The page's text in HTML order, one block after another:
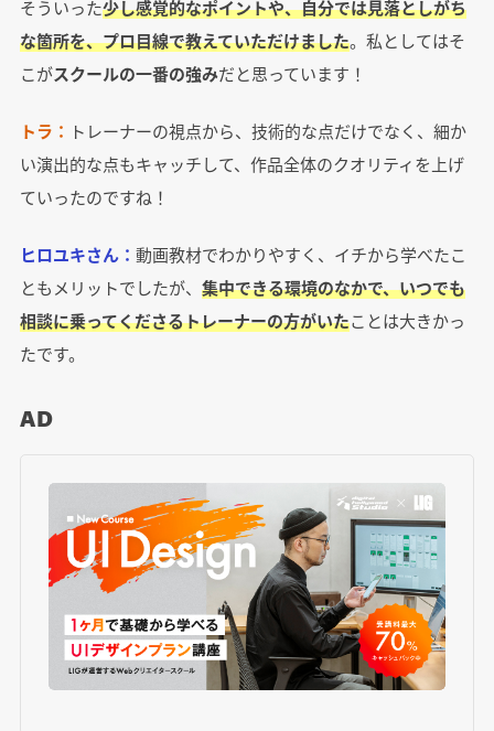
そういった少し感覚的なポイントや、自分では見落としがち
な箇所を、プロ目線で教えていただけました。私としてはそ
こがスクールの一番の強みだと思っています！
トラ： トレーナーの視点から、技術的な点だけでなく、細か
い演出的な点もキャッチして、作品全体のクオリティを上げ
ていったのですね！
ヒロユキさん： 動画教材でわかりやすく、イチから学べたこ
ともメリットでしたが、 集中できる環境のなかで、いつでも
相談に乗ってくださるトレーナーの方がいたことは大きかっ
たです。
AD